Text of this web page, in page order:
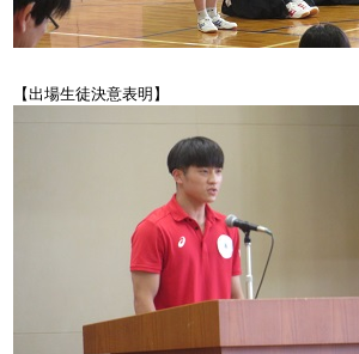
【出場生徒決意表明】